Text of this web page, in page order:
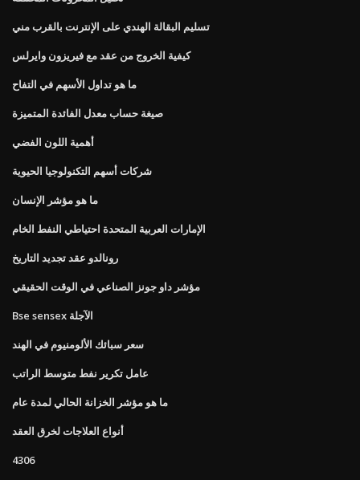
تسليم البقالة الهندي على الإنترنت بالقرب مني
كيفية الخروج من عقد مع فيريزون وايرلس
ما هو تداول الأسهم في التفاح
صيغة حساب معدل الفائدة المتميزة
أهمية اللون الفضي
شركات أسهم التكنولوجيا الحيوية
ما هو مؤشر الإنسان
الإمارات العربية المتحدة احتياطي النفط الخام
رونالدو عقد تجديد التاريخ
مؤشر داو جونز الصناعي في الوقت الحقيقي
Bse sensex الآجلة
سعر سبائك الألومنيوم في الهند
عامل تكرير نفط متوسط ​​الراتب
ما هو مؤشر الخزانة الحالي لمدة عام
أنواع العلاجات لخرق العقد
4306